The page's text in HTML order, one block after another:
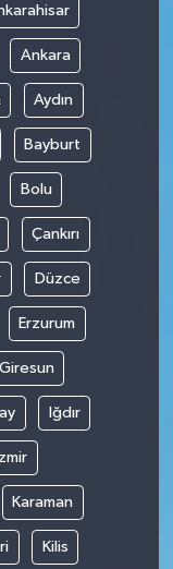
Ankara
Aydın
Bayburt
Bolu
Çankırı
Düzce
Erzurum
Giresun
Iğdır
İzmir
Karaman
Kilis